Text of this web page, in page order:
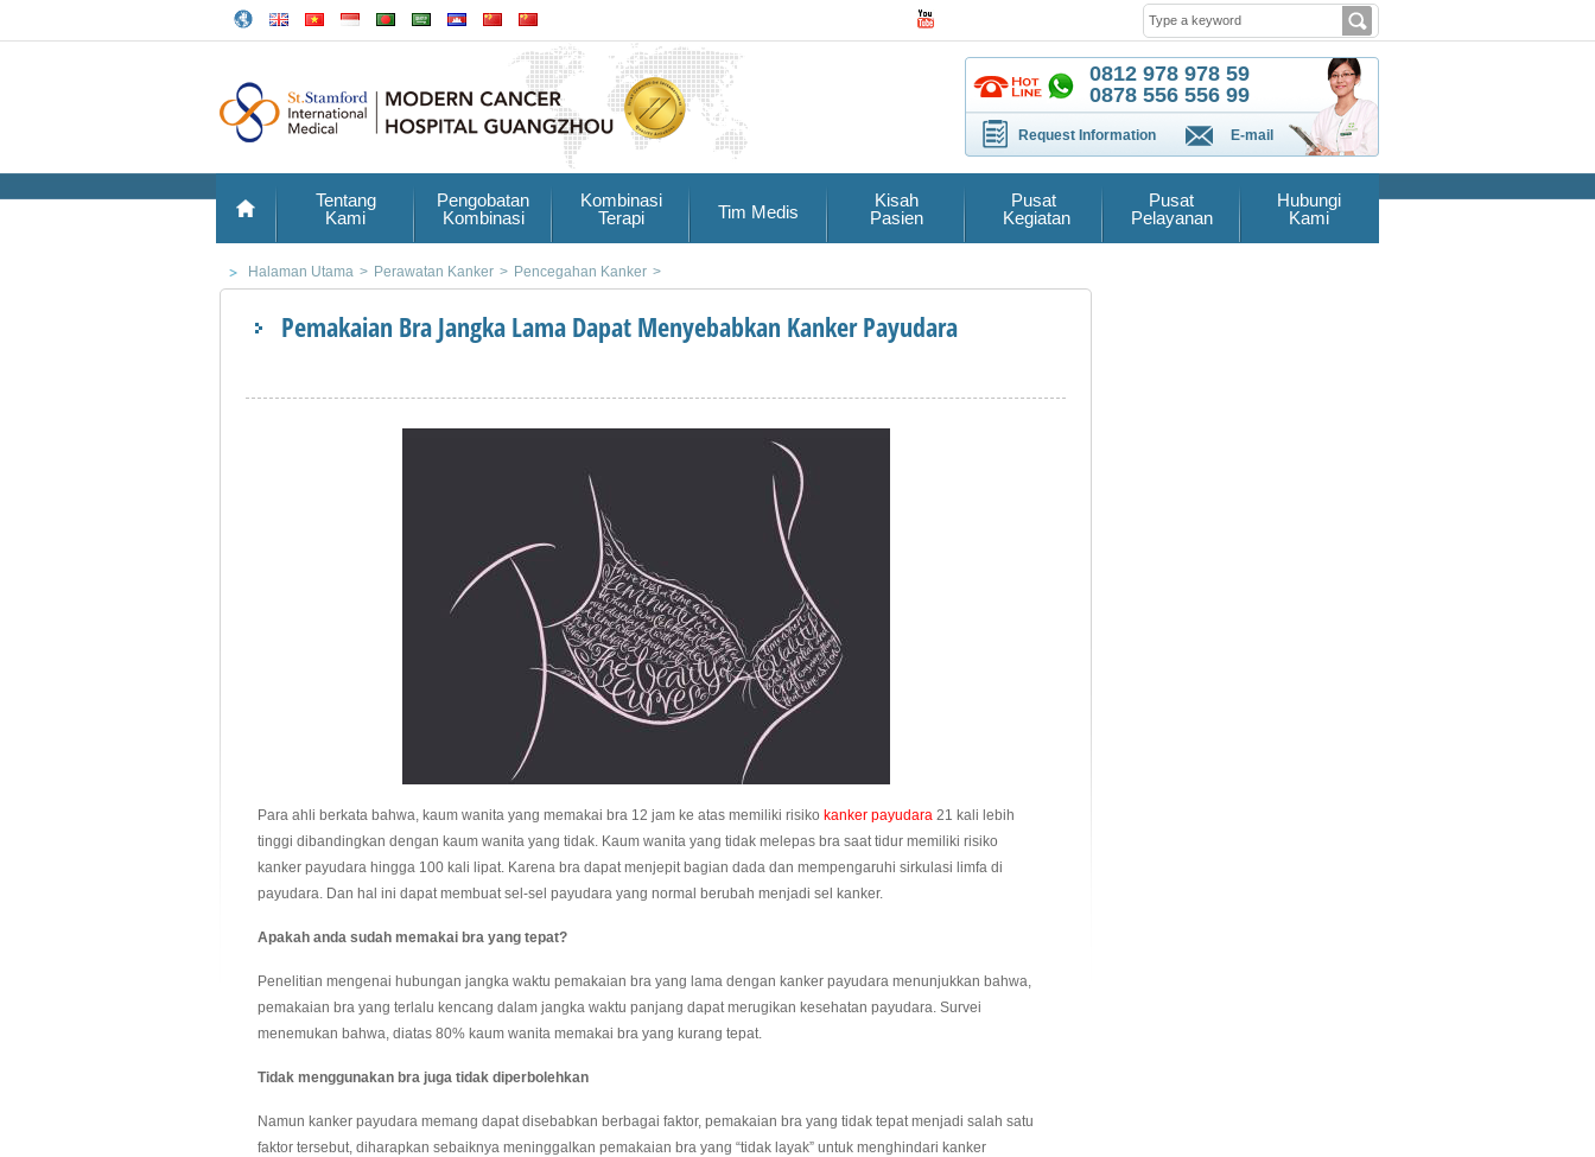
0812 978 978 59
0878 556 556 99
Request Information E-mail
Tentang
Kami
Pengobatan
Kombinasi
Kombinasi
Terapi
Tim Medis
Kisah
Pasien
Pusat
Kegiatan
Pusat
Pelayanan
Hubungi
Kami
Halaman Utama > Perawatan Kanker > Pencegahan Kanker >
Pemakaian Bra Jangka Lama Dapat Menyebabkan Kanker Payudara
Para ahli berkata bahwa, kaum wanita yang memakai bra 12 jam ke atas memiliki risiko kanker payudara 21 kali lebih
tinggi dibandingkan dengan kaum wanita yang tidak. Kaum wanita yang tidak melepas bra saat tidur memiliki risiko
kanker payudara hingga 100 kali lipat. Karena bra dapat menjepit bagian dada dan mempengaruhi sirkulasi limfa di
payudara. Dan hal ini dapat membuat sel-sel payudara yang normal berubah menjadi sel kanker.
Apakah anda sudah memakai bra yang tepat?
Penelitian mengenai hubungan jangka waktu pemakaian bra yang lama dengan kanker payudara menunjukkan bahwa,
pemakaian bra yang terlalu kencang dalam jangka waktu panjang dapat merugikan kesehatan payudara. Survei
menemukan bahwa, diatas 80% kaum wanita memakai bra yang kurang tepat.
Tidak menggunakan bra juga tidak diperbolehkan
Namun kanker payudara memang dapat disebabkan berbagai faktor, pemakaian bra yang tidak tepat menjadi salah satu
faktor tersebut, diharapkan sebaiknya meninggalkan pemakaian bra yang “tidak layak” untuk menghindari kanker